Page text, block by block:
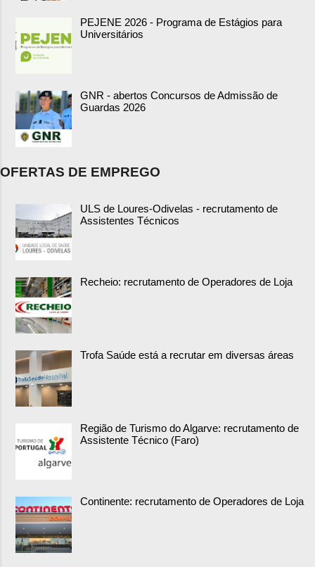
PEJENE 2026 - Programa de Estágios para
Universitários
GNR - abertos Concursos de Admissão de
Guardas 2026
OFERTAS DE EMPREGO
ULS de Loures-Odivelas - recrutamento de
Assistentes Técnicos
Recheio: recrutamento de Operadores de Loja
Trofa Saúde está a recrutar em diversas áreas
Região de Turismo do Algarve: recrutamento de
Assistente Técnico (Faro)
Continente: recrutamento de Operadores de Loja